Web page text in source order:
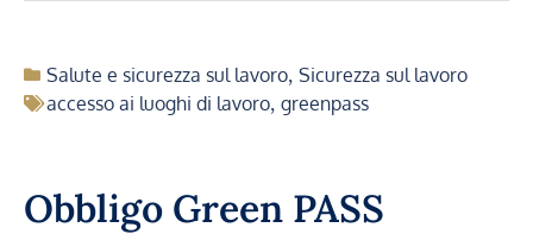
Salute e sicurezza sul lavoro, Sicurezza sul lavoro
accesso ai luoghi di lavoro, greenpass
Obbligo Green PASS